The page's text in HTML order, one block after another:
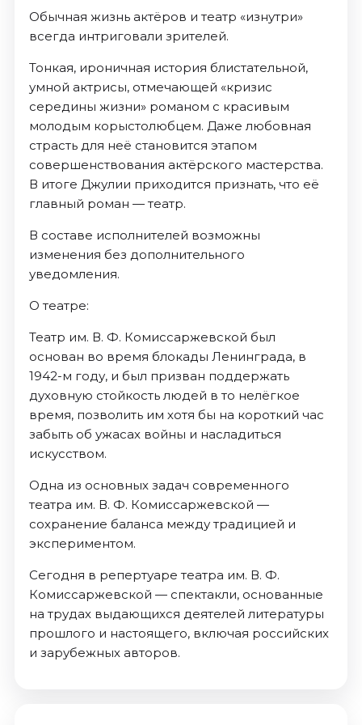
Обычная жизнь актёров и театр «изнутри»
всегда интриговали зрителей.
Тонкая, ироничная история блистательной,
умной актрисы, отмечающей «кризис
середины жизни» романом с красивым
молодым корыстолюбцем. Даже любовная
страсть для неё становится этапом
совершенствования актёрского мастерства.
В итоге Джулии приходится признать, что её
главный роман — театр.
В составе исполнителей возможны
изменения без дополнительного
уведомления.
О театре:
Театр им. В. Ф. Комиссаржевской был
основан во время блокады Ленинграда, в
1942-м году, и был призван поддержать
духовную стойкость людей в то нелёгкое
время, позволить им хотя бы на короткий час
забыть об ужасах войны и насладиться
искусством.
Одна из основных задач современного
театра им. В. Ф. Комиссаржевской —
сохранение баланса между традицией и
экспериментом.
Сегодня в репертуаре театра им. В. Ф.
Комиссаржевской — спектакли, основанные
на трудах выдающихся деятелей литературы
прошлого и настоящего, включая российских
и зарубежных авторов.